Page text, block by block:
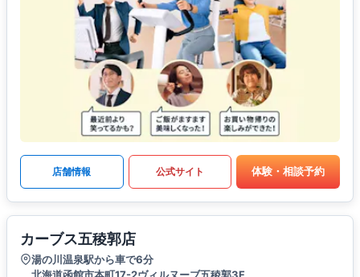
店舗情報 公式サイト 体験・相談予約
カーブス五稜郭店
湯の川温泉駅から車で6分
北海道函館市本町17-2ヴィルヌーブ五稜郭3F